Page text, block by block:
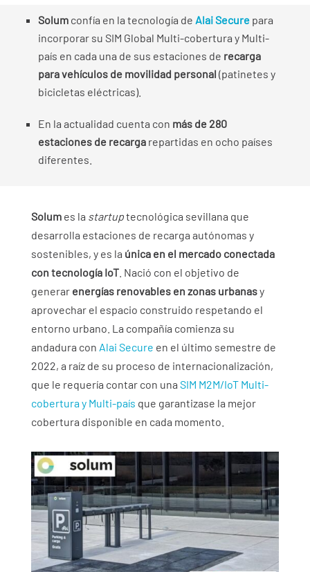
Solumconfía en la tecnología de Alai Securepara
incorporar su SIM Global Multi-cobertura y Multi-
país en cada una de sus estaciones de recarga
para vehículos de movilidad personal (patinetes y
bicicletas eléctricas).
En la actualidad cuenta con más de 280
estaciones de recargarepartidas en ocho países
diferentes.
Solumes la startuptecnológica sevillana que
desarrolla estaciones de recarga autónomas y
sostenibles, y es la única en el mercado conectada
con tecnología IoT. Nació con el objetivo de
generar energías renovables en zonas urbanasy
aprovechar el espacio construido respetando el
entorno urbano. La compañía comienza su
andadura con Alai Secure en el último semestre de
2022, a raíz de su proceso de internacionalización,
que le requería contar con una SIM M2M/IoT Multi-
cobertura y Multi-país que garantizase la mejor
cobertura disponible en cada momento.